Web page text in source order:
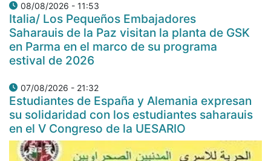
08/08/2026 - 11:53
Italia/ Los Pequeños Embajadores
Saharauis de la Paz visitan la planta de GSK
en Parma en el marco de su programa
estival de 2026
07/08/2026 - 21:32
Estudiantes de España y Alemania expresan
su solidaridad con los estudiantes saharauis
en el V Congreso de la UESARIO